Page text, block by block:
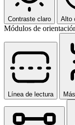
Contraste claro Alto
Módulos de
Línea de lectura